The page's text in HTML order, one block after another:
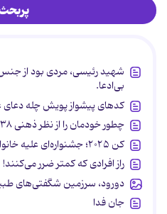
شهید رئیسی، مردی بود از
بی‌ادعا.
کدهای پیشواز پویش چله
چطور خودمان را از نظر ذهنی ۳۸ برابر قوی‌تر کنیم؟
کن ۲۰۲۵؛ جشنواره‌ای علیه خانواده
راز افرادی که کمتر ضرر می‌کنند!
دورود، سرزمین شگفتی‌های
جان فدا